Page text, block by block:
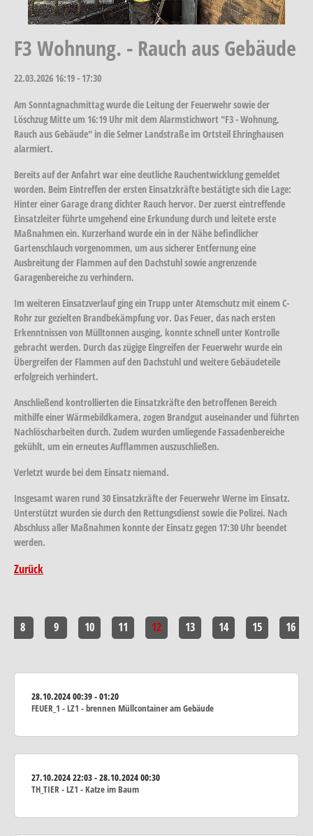
F3 Wohnung. - Rauch aus Gebäude
22.03.2026 16:19 - 17:30
Am Sonntagnachmittag wurde die Leitung der Feuerwehr sowie der
Löschzug Mitte um 16:19 Uhr mit dem Alarmstichwort "F3 - Wohnung,
Rauch aus Gebäude" in die Selmer Landstraße im Ortsteil Ehringhausen
alarmiert.
Bereits auf der Anfahrt war eine deutliche Rauchentwicklung gemeldet
worden. Beim Eintreffen der ersten Einsatzkräfte bestätigte sich die Lage:
Hinter einer Garage drang dichter Rauch hervor. Der zuerst eintreffende
Einsatzleiter führte umgehend eine Erkundung durch und leitete erste
Maßnahmen ein. Kurzerhand wurde ein in der Nähe befindlicher
Gartenschlauch vorgenommen, um aus sicherer Entfernung eine
Ausbreitung der Flammen auf den Dachstuhl sowie angrenzende
Garagenbereiche zu verhindern.
Im weiteren Einsatzverlauf ging ein Trupp unter Atemschutz mit einem C-
Rohr zur gezielten Brandbekämpfung vor. Das Feuer, das nach ersten
Erkenntnissen von Mülltonnen ausging, konnte schnell unter Kontrolle
gebracht werden. Durch das zügige Eingreifen der Feuerwehr wurde ein
Übergreifen der Flammen auf den Dachstuhl und weitere Gebäudeteile
erfolgreich verhindert.
Anschließend kontrollierten die Einsatzkräfte den betroffenen Bereich
mithilfe einer Wärmebildkamera, zogen Brandgut auseinander und führten
Nachlöscharbeiten durch. Zudem wurden umliegende Fassadenbereiche
gekühlt, um ein erneutes Aufflammen auszuschließen.
Verletzt wurde bei dem Einsatz niemand.
Insgesamt waren rund 30 Einsatzkräfte der Feuerwehr Werne im Einsatz.
Unterstützt wurden sie durch den Rettungsdienst sowie die Polizei. Nach
Abschluss aller Maßnahmen konnte der Einsatz gegen 17:30 Uhr beendet
werden.
Zurück
8 9 10 11 12 13 14 15 16
28.10.202400:39 - 01:20
FEUER_1 - LZ1 - brennen Müllcontainer am Gebäude
27.10.202422:03 - 28.10.2024 00:30
TH_TIER - LZ1 - Katze im Baum